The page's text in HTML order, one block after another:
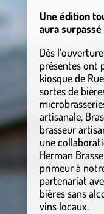
Une édition
aura
Dès
présentes ont
kiosque de
sortes de
artisanale,
brasseur
une
Herman
primeur à
partenariat
bières sans
vins locaux.